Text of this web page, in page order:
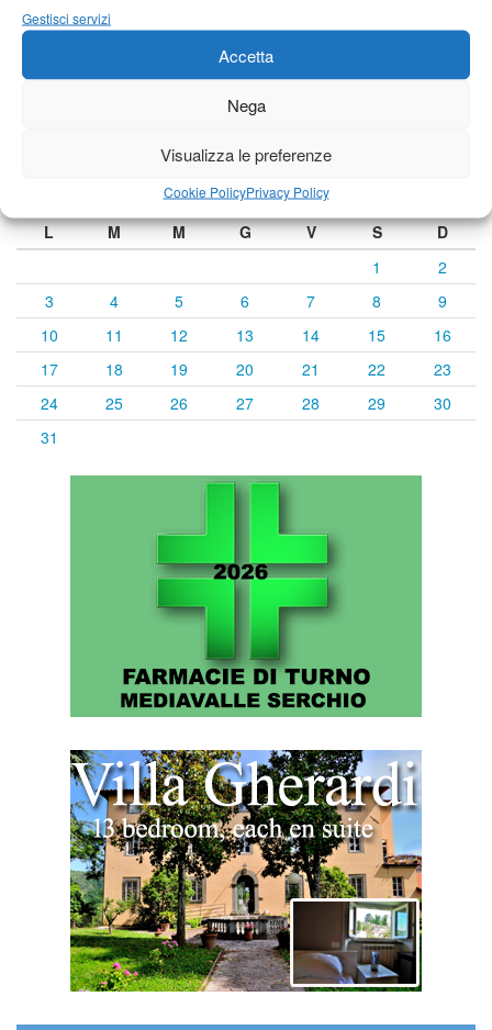
Gestisci servizi
Accetta
Nega
Visualizza le preferenze
Cookie PolicyPrivacy Policy
Calendario eventi
Agosto 2026
L
M M G V S
D
1
2
3
4 5 6 7 8
9
10
11 12 13 14 15
16
17
18 19 20 21 22
23
24
25 26 27 28 29
30
31